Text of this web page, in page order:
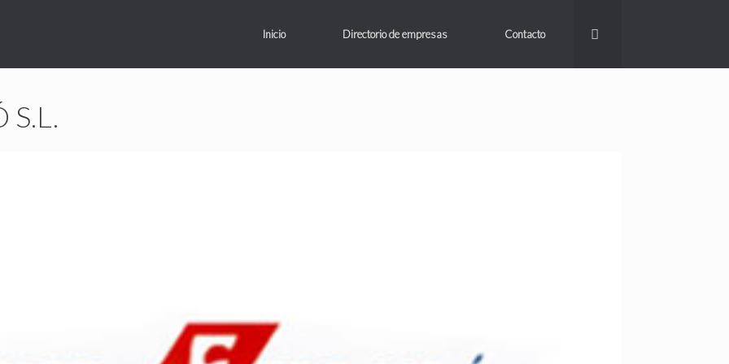
Inicio Directorio de empresas Contacto
S.L.